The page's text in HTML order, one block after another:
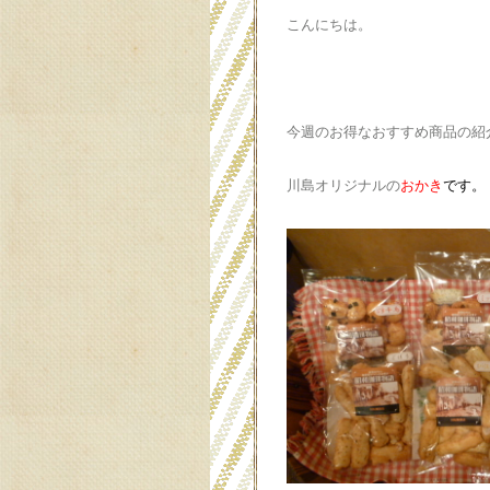
こんにちは。
今週のお得なおすすめ商品の紹
川島オリジナルのおかき です。